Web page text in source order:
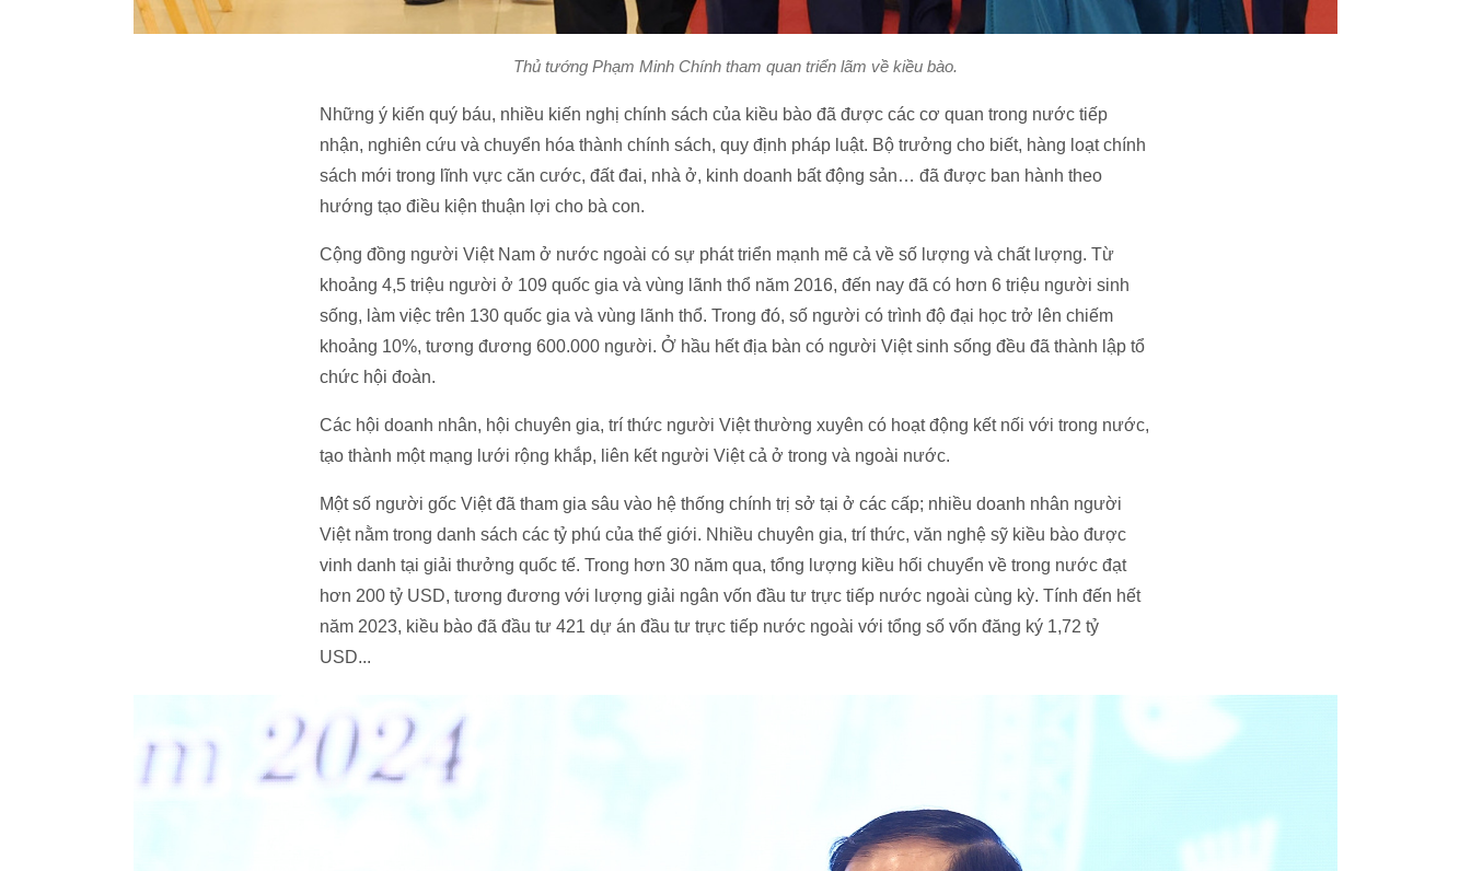
Thủ tướng Phạm Minh Chính tham quan triển lãm về kiều bào.
Những ý kiến quý báu, nhiều kiến nghị chính sách của kiều bào đã được các cơ quan trong nước tiếp
nhận, nghiên cứu và chuyển hóa thành chính sách, quy định pháp luật. Bộ trưởng cho biết, hàng loạt chính
sách mới trong lĩnh vực căn cước, đất đai, nhà ở, kinh doanh bất động sản… đã được ban hành theo
hướng tạo điều kiện thuận lợi cho bà con.
Cộng đồng người Việt Nam ở nước ngoài có sự phát triển mạnh mẽ cả về số lượng và chất lượng. Từ
khoảng 4,5 triệu người ở 109 quốc gia và vùng lãnh thổ năm 2016, đến nay đã có hơn 6 triệu người sinh
sống, làm việc trên 130 quốc gia và vùng lãnh thổ. Trong đó, số người có trình độ đại học trở lên chiếm
khoảng 10%, tương đương 600.000 người. Ở hầu hết địa bàn có người Việt sinh sống đều đã thành lập tổ
chức hội đoàn.
Các hội doanh nhân, hội chuyên gia, trí thức người Việt thường xuyên có hoạt động kết nối với trong nước,
tạo thành một mạng lưới rộng khắp, liên kết người Việt cả ở trong và ngoài nước.
Một số người gốc Việt đã tham gia sâu vào hệ thống chính trị sở tại ở các cấp; nhiều doanh nhân người
Việt nằm trong danh sách các tỷ phú của thế giới. Nhiều chuyên gia, trí thức, văn nghệ sỹ kiều bào được
vinh danh tại giải thưởng quốc tế. Trong hơn 30 năm qua, tổng lượng kiều hối chuyển về trong nước đạt
hơn 200 tỷ USD, tương đương với lượng giải ngân vốn đầu tư trực tiếp nước ngoài cùng kỳ. Tính đến hết
năm 2023, kiều bào đã đầu tư 421 dự án đầu tư trực tiếp nước ngoài với tổng số vốn đăng ký 1,72 tỷ
USD...